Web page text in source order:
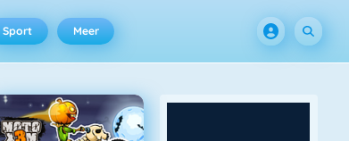
Sport Meer